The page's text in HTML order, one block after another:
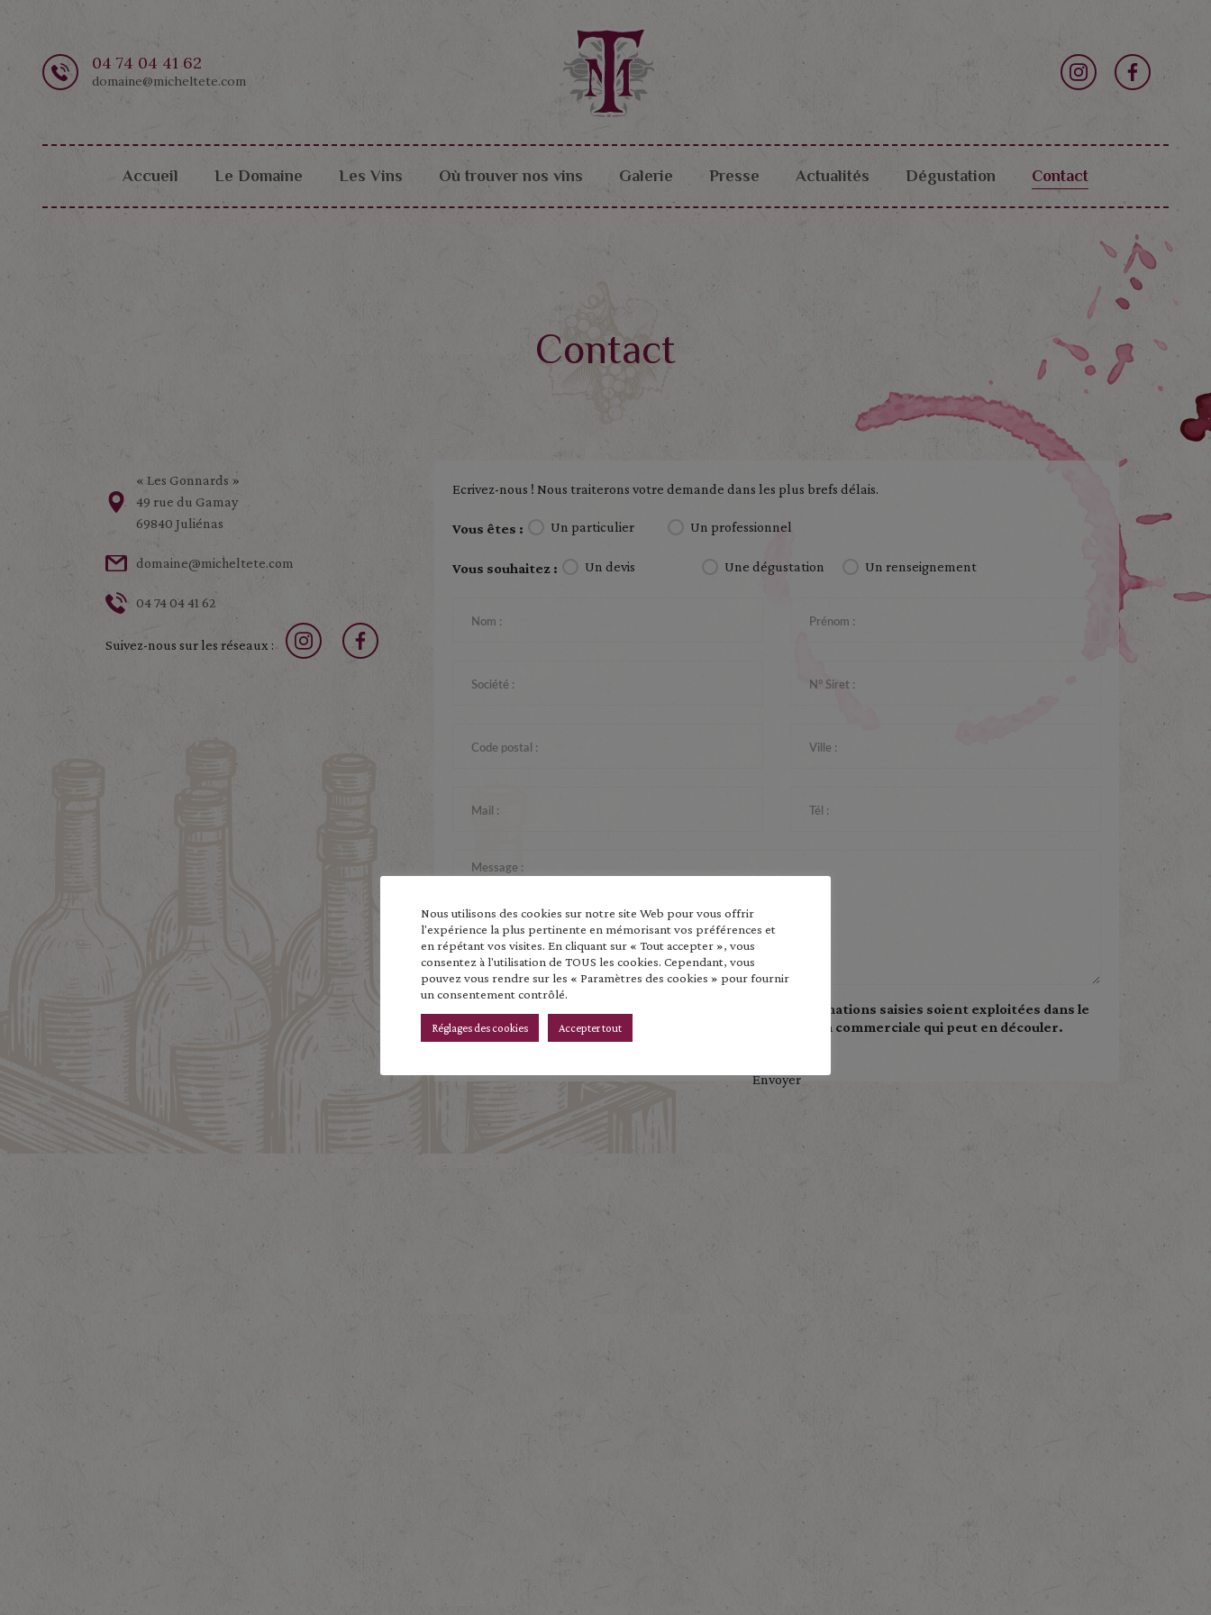
04 74 04 41 62
domaine@micheltete.com
Accueil Le Domaine Les Vins Où trouver nos vins Galerie Presse Actualités Dégustation Contact
Contact
« Les Gonnards »
49 rue du Gamay
69840 Juliénas
domaine@micheltete.com
04 74 04 41 62
Suivez-nous sur les réseaux :
Ecrivez-nous ! Nous traiterons votre demande dans les plus brefs délais.
Vous êtes : Un particulier Un professionnel
Vous souhaitez : Un devis Une dégustation Un renseignement
En soumettant ce formulaire, j’accepte que les informations saisies soient exploitées dans le
cadre de la demande de contact/devis et de la relation commerciale qui peut en découler.
Nous utilisons des cookies sur notre site Web pour vous offrir
l'expérience la plus pertinente en mémorisant vos préférences et
en répétant vos visites. En cliquant sur « Tout accepter », vous
consentez à l'utilisation de TOUS les cookies. Cependant, vous
pouvez vous rendre sur les « Paramètres des cookies » pour fournir
un consentement contrôlé.
Réglages des cookies Accepter tout